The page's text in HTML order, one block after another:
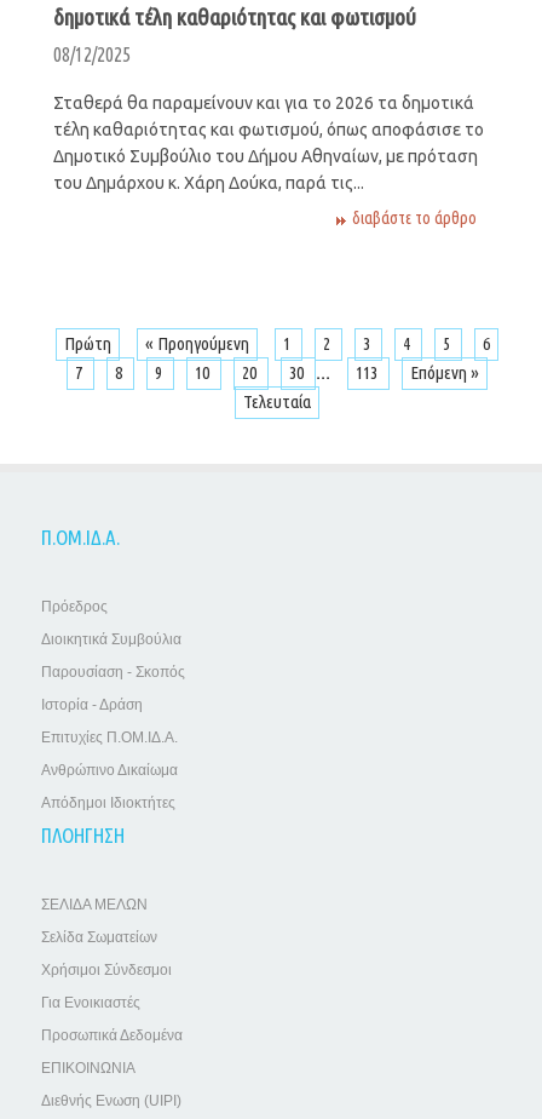
δημοτικά τέλη καθαριότητας και φωτισμού
08/12/2025
Σταθερά θα παραμείνουν και για το 2026 τα δημοτικά
τέλη καθαριότητας και φωτισμού, όπως αποφάσισε το
Δημοτικό Συμβούλιο του Δήμου Αθηναίων, με πρόταση
του Δημάρχου κ. Χάρη Δούκα, παρά τις...
διαβάστε το άρθρο
Πρώτη « Προηγούμενη 1 2 3 4 5
6
7
8 9 10 20 30 ... 113
Επόμενη »
Τελευταία
Π.ΟΜ.ΙΔ.Α.
Πρόεδρος
Διοικητικά Συμβούλια
Παρουσίαση - Σκοπός
Ιστορία - Δράση
Επιτυχίες Π.ΟΜ.ΙΔ.Α.
Ανθρώπινο Δικαίωμα
Απόδημοι Ιδιοκτήτες
ΠΛΟΗΓΗΣΗ
ΣΕΛΙΔΑ ΜΕΛΩΝ
Σελίδα Σωματείων
Χρήσιμοι Σύνδεσμοι
Για Ενοικιαστές
Προσωπικά Δεδομένα
ΕΠΙΚΟΙΝΩΝΙΑ
Διεθνής Ενωση (UIPI)